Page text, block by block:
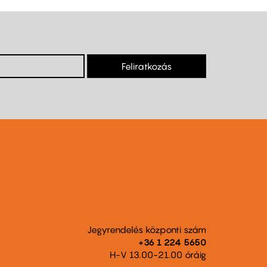
Feliratkozás
Jegyrendelés központi szám
+36 1 224 5650
H-V 13.00-21.00 óráig